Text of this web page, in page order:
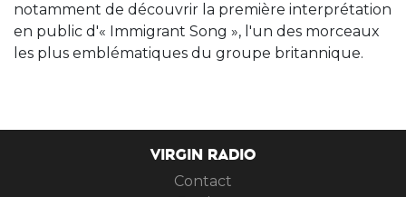
notamment de découvrir la première interprétation
en public d'« Immigrant Song », l'un des morceaux
les plus emblématiques du groupe britannique.
VIRGIN RADIO
Contact